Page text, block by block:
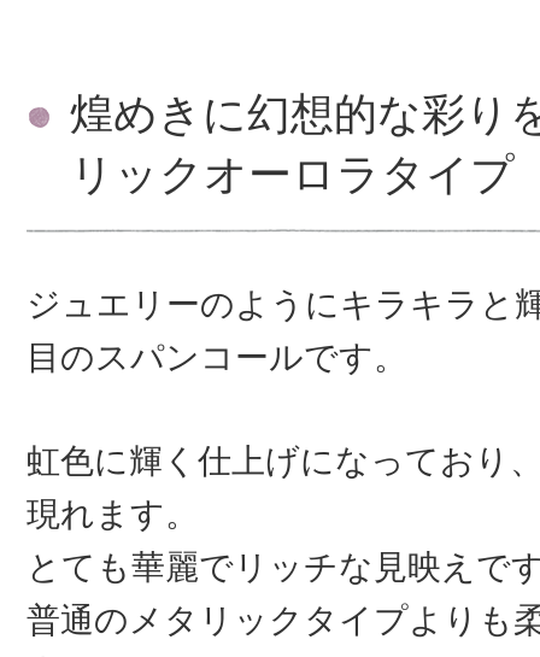
煌めきに幻想的な彩り
リックオーロラタイプ
ジュエリーのようにキラキラと
目のスパンコールです。
虹色に輝く仕上げになっており
現れます。
とても華麗でリッチな見映えで
普通のメタリックタイプよりも